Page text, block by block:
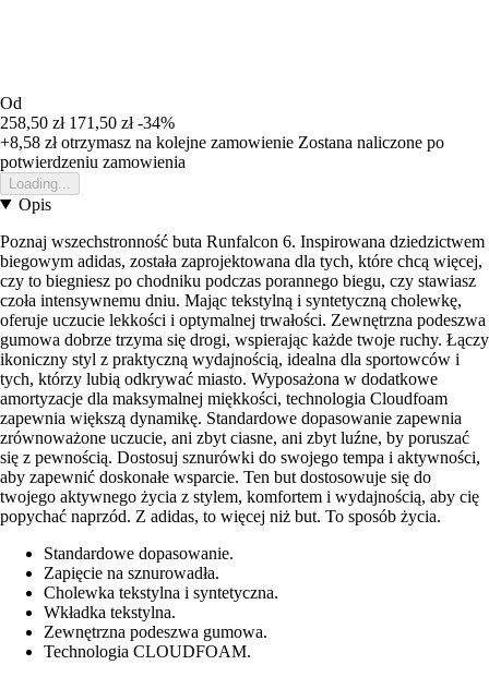
Od
258,50 zł 171,50 zł -34%
+8,58 złotrzymasz na kolejne zamowienie Zostana naliczone po
potwierdzeniu zamowienia
Loading...
Opis
Poznaj wszechstronność buta Runfalcon 6. Inspirowana dziedzictwem
biegowym adidas, została zaprojektowana dla tych, które chcą więcej,
czy to biegniesz po chodniku podczas porannego biegu, czy stawiasz
czoła intensywnemu dniu. Mając tekstylną i syntetyczną cholewkę,
oferuje uczucie lekkości i optymalnej trwałości. Zewnętrzna podeszwa
gumowa dobrze trzyma się drogi, wspierając każde twoje ruchy. Łączy
ikoniczny styl z praktyczną wydajnością, idealna dla sportowców i
tych, którzy lubią odkrywać miasto. Wyposażona w dodatkowe
amortyzacje dla maksymalnej miękkości, technologia Cloudfoam
zapewnia większą dynamikę. Standardowe dopasowanie zapewnia
zrównoważone uczucie, ani zbyt ciasne, ani zbyt luźne, by poruszać
się z pewnością. Dostosuj sznurówki do swojego tempa i aktywności,
aby zapewnić doskonałe wsparcie. Ten but dostosowuje się do
twojego aktywnego życia z stylem, komfortem i wydajnością, aby cię
popychać naprzód. Z adidas, to więcej niż but. To sposób życia.
Standardowe dopasowanie.
Zapięcie na sznurowadła.
Cholewka tekstylna i syntetyczna.
Wkładka tekstylna.
Zewnętrzna podeszwa gumowa.
Technologia CLOUDFOAM.